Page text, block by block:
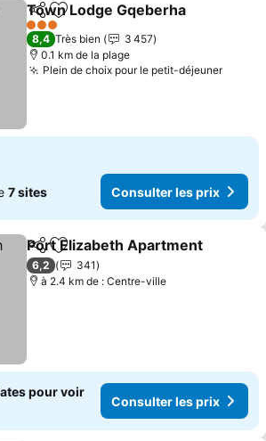
PartagerAjouter à mes favoris
Town Lodge Gqeberha
3 Étoiles
8,4 Très bien
3 457
0.1 km de la plage
Plein de choix pour le petit-déjeuner
7 sites Consulter les prix
PartagerAjouter à mes favoris
Port Elizabeth Apartment
6,2
341
à 2.4 km de : Centre-ville
pour voir
Consulter les prix